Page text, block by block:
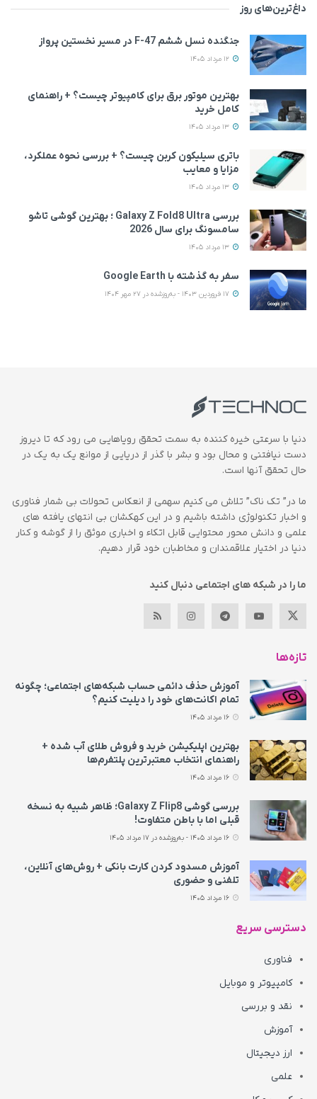
داغ‌ترین‌های روز
جنگنده نسل ششم F-47 در مسیر نخستین پرواز
بهترین موتور برق برای کامپیوتر چیست؟ + راهنمای
کامل خرید
باتری سیلیکون کربن چیست؟ + بررسی نحوه عملکرد،
مزایا و معایب
بررسی Galaxy Z Fold8 Ultra ؛ بهترین گوشی تاشو
سامسونگ برای سال 2026
سفر به گذشته با Google Earth
دنیا با سرعتی خیره کننده به سمت تحقق رویاهایی می رود که تا دیروز
دست نیافتنی و محال بود و بشر با گذر از دریایی از موانع یک به یک در
حال تحقق آنها است.
ما در” تک ناک” تلاش می کنیم سهمی از انعکاس تحولات بی شمار فناوری
و اخبار تکنولوژی داشته باشیم و در این کهکشان بی انتهای یافته های
علمی و دانش محور محتوایی قابل اتکاء و اخباری موثق را از گوشه و کنار
دنیا در اختیار علاقمندان و مخاطبان خود قرار دهیم.
ما را در شبکه های اجتماعی دنبال کنید
تازه‌ها
آموزش حذف دائمی حساب شبکه‌های اجتماعی؛ چگونه
تمام اکانت‌های خود را دیلیت کنیم؟
بهترین اپلیکیشن خرید و فروش طلای آب شده +
راهنمای انتخاب معتبرترین پلتفرم‌ها
بررسی گوشی Galaxy Z Flip8؛ ظاهر شبیه به نسخه
قبلی اما با باطن متفاوت!
آموزش مسدود کردن کارت بانکی + روش‌های آنلاین،
تلفنی و حضوری
دسترسی سریع
فناوری
کامپیوتر و موبایل
نقد و بررسی
آموزش
ارز دیجیتال
علمی